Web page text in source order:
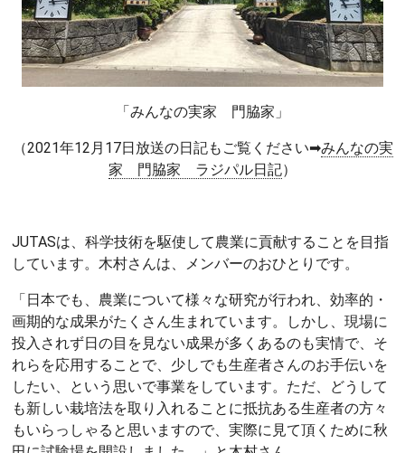
「みんなの実家 門脇家」
（2021年12月17日放送の日記もご覧ください➡みんなの実
家 門脇家 ラジパル日記）
JUTASは、科学技術を駆使して農業に貢献することを目指
しています。木村さんは、メンバーのおひとりです。
「日本でも、農業について様々な研究が行われ、効率的・
画期的な成果がたくさん生まれています。しかし、現場に
投入されず日の目を見ない成果が多くあるのも実情で、そ
れらを応用することで、少しでも生産者さんのお手伝いを
したい、という思いで事業をしています。ただ、どうして
も新しい栽培法を取り入れることに抵抗ある生産者の方々
もいらっしゃると思いますので、実際に見て頂くために秋